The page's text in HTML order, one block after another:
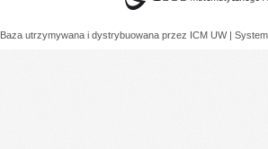
Baza utrzymywana i dystrybuowana przez ICM UW |